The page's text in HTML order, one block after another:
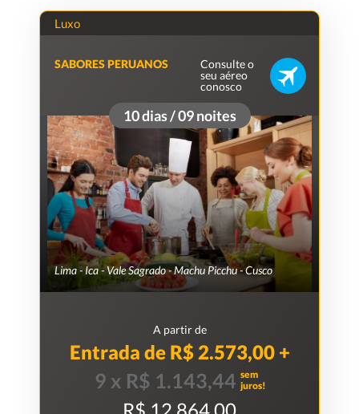
Luxo
SABORES PERUANOS
Consulte o
seu aéreo
conosco
10 dias / 09 noites
Lima - Ica - Vale Sagrado - Machu Picchu - Cusco
A partir de
Entrada de R$ 2.573,00 +
9 x R$ 1.143,44 sem
juros!